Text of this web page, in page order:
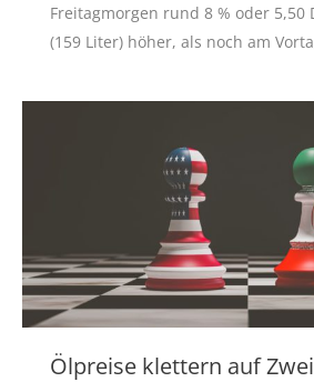
Freitagmorgen rund 8 % oder 5,50
(159 Liter) höher, als noch am
Ölpreise klettern auf